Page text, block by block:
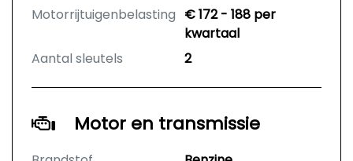
Motorrijtuigenbelasting € 172 - 188 per
kwartaal
Aantal sleutels
2
Motor en transmissie